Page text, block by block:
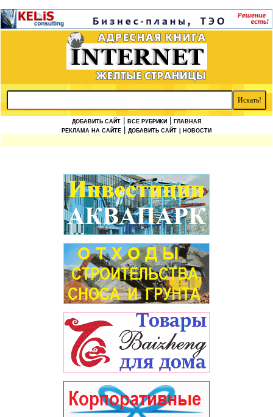
ДОБАВИТЬ САЙТ ВСЕ РУБРИКИ
ГЛАВНАЯ
РЕКЛАМА НА САЙТЕ
ДОБАВИТЬ САЙТ | НОВОСТИ